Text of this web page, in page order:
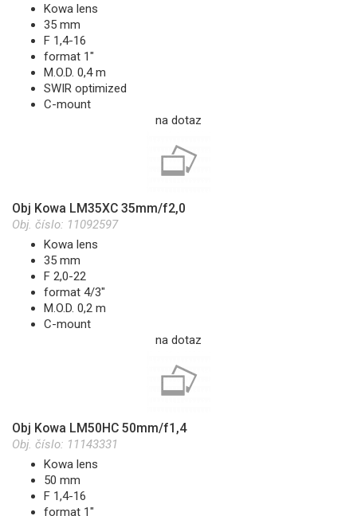
Kowa lens
35 mm
F 1,4-16
format 1"
M.O.D. 0,4 m
SWIR optimized
C-mount
na dotaz
Obj Kowa LM35XC 35mm/f2,0
Obj. číslo: 11092597
Kowa lens
35 mm
F 2,0-22
format 4/3"
M.O.D. 0,2 m
C-mount
na dotaz
Obj Kowa LM50HC 50mm/f1,4
Obj. číslo: 11143331
Kowa lens
50 mm
F 1,4-16
format 1"